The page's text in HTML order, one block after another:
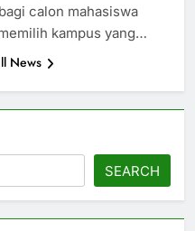
calon mahasiswa
kampus yang…
News
SEARCH